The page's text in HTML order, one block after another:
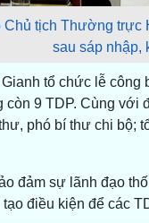
tịch Thường
sau sáp nhập,
tổ chức lễ công
9 TDP. Cùng với
phó bí thư chi bộ;
đảm sự lãnh đạo
điều kiện để các